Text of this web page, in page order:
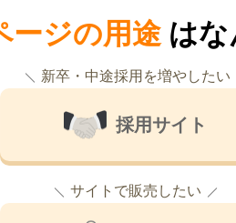
ージの用途はな
新卒・中途採用を増やしたい
採用サイト
サイトで販売したい